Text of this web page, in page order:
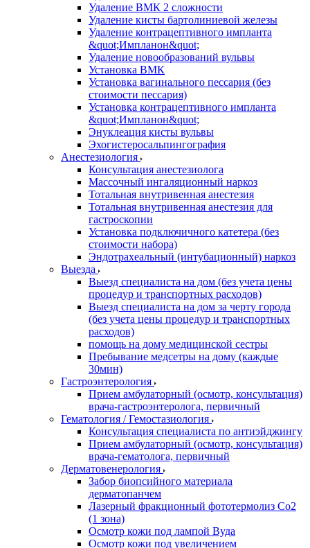
Удаление ВМК 2 сложности
Удаление кисты бартолиниевой железы
Удаление контрацептивного импланта
&quot;Импланон&quot;
Удаление новообразований вульвы
Установка ВМК
Установка вагинального пессария (без
стоимости пессария)
Установка контрацептивного импланта
&quot;Импланон&quot;
Энуклеация кисты вульвы
Эхогистеросальпингография
Анестезиология
Консультация анестезиолога
Массочный ингаляционный наркоз
Тотальная внутривенная анестезия
Тотальная внутривенная анестезия для
гастроскопии
Установка подключичного катетера (без
стоимости набора)
Эндотрахеальный (интубационный) наркоз
Выезда
Выезд специалиста на дом (без учета цены
процедур и транспортных расходов)
Выезд специалиста на дом за черту города
(без учета цены процедур и транспортных
расходов)
помощь на дому медицинской сестры
Пребывание медсетры на дому (каждые
30мин)
Гастроэнтерология
Прием амбулаторный (осмотр, консультация)
врача-гастроэнтеролога, первичный
Гематология / Гемостазиология
Консультация специалиста по антиэйджингу
Прием амбулаторный (осмотр, консультация)
врача-гематолога, первичный
Дерматовенерология
Забор биопсийного материала
дерматопанчем
Лазерный фракционный фототермолиз Со2
(1 зона)
Осмотр кожи под лампой Вуда
Осмотр кожи под увеличением